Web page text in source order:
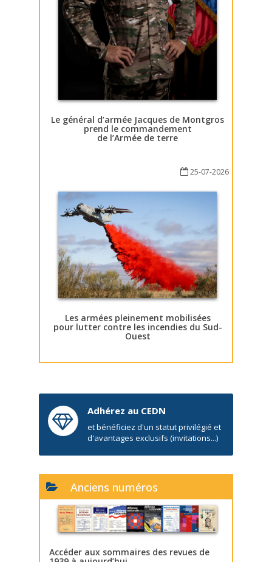
Le général d’armée Jacques de Montgros
prend le commandement
de l’Armée de terre
25-07-2026
Les armées pleinement mobilisées
pour lutter contre les incendies du Sud-
Ouest
Adhérez au CEDN
et bénéficiez d'un statut privilégié et
d'avantages exclusifs (invitations...)
Anciens numéros
Accéder aux sommaires des revues de